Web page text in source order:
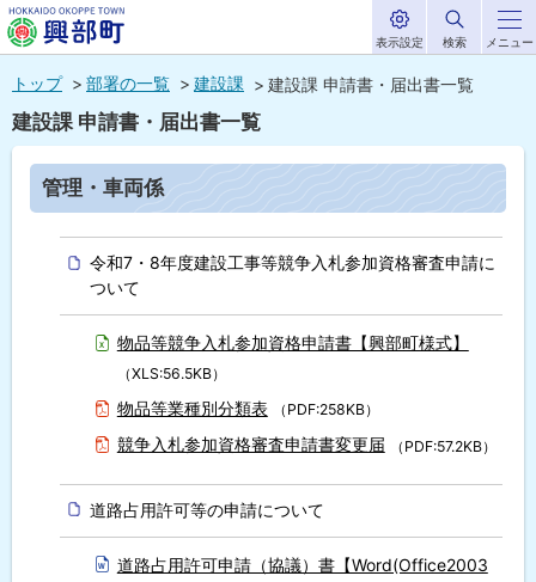
へ
北海道興部
町
HOKKAIDO OKOPPE TOWN
メニュー
表示設定
内
検索
トップ 部署の一覧 建設課 建設課 申請書・届出書一覧
建設課 申請書・届出書一覧
ペ
ー
ジ
管理・車両係
令和7・8年度建設工事等競争入札参加資格審査申請に
ついて
物品等競争入札参加資格申請書【興部町様式】
（XLS:56.5KB）
物品等業種別分類表 （PDF:258KB）
競争入札参加資格審査申請書変更届 （PDF:57.2KB）
道路占用許可等の申請について
道路占用許可申請（協議）書【Word(Office2003